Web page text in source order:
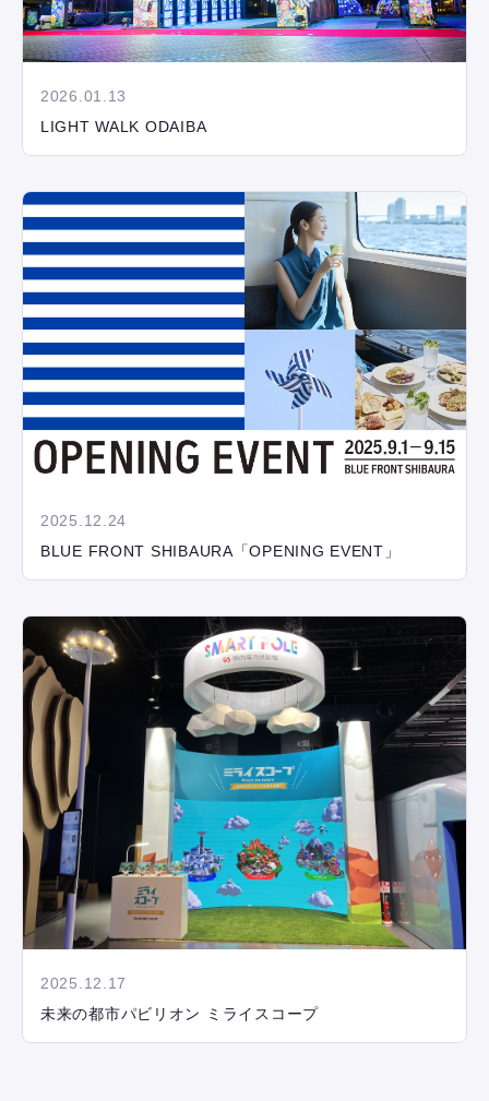
2026.01.13
LIGHT WALK ODAIBA
2025.12.24
BLUE FRONT SHIBAURA「OPENING EVENT」
2025.12.17
未来の都市パビリオン ミライスコープ